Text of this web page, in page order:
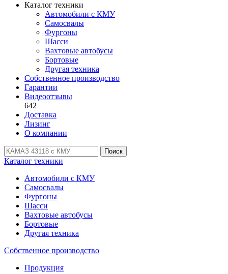
Каталог техники
Автомобили с КМУ
Самосвалы
Фургоны
Шасси
Вахтовые автобусы
Бортовые
Другая техника
Собственное производство
Гарантии
Видеоотзывы
642
Доставка
Лизинг
О компании
Поиск
Каталог техники
Автомобили с КМУ
Самосвалы
Фургоны
Шасси
Вахтовые автобусы
Бортовые
Другая техника
Собственное производство
Продукция